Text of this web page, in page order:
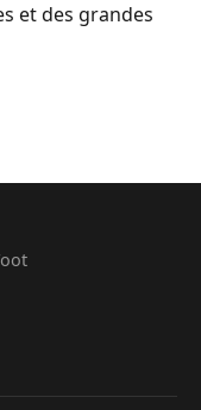
et des grandes